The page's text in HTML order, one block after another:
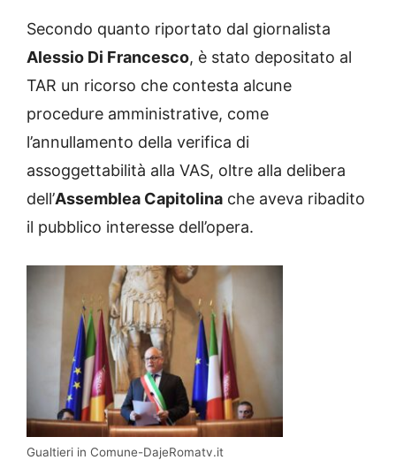
Secondo quanto riportato dal giornalista
Alessio Di Francesco, è stato depositato al
TAR un ricorso che contesta alcune
procedure amministrative, come
l’annullamento della verifica di
assoggettabilità alla VAS, oltre alla delibera
dell’Assemblea Capitolina che aveva ribadito
il pubblico interesse dell’opera.
Gualtieri in Comune-DajeRomatv.it